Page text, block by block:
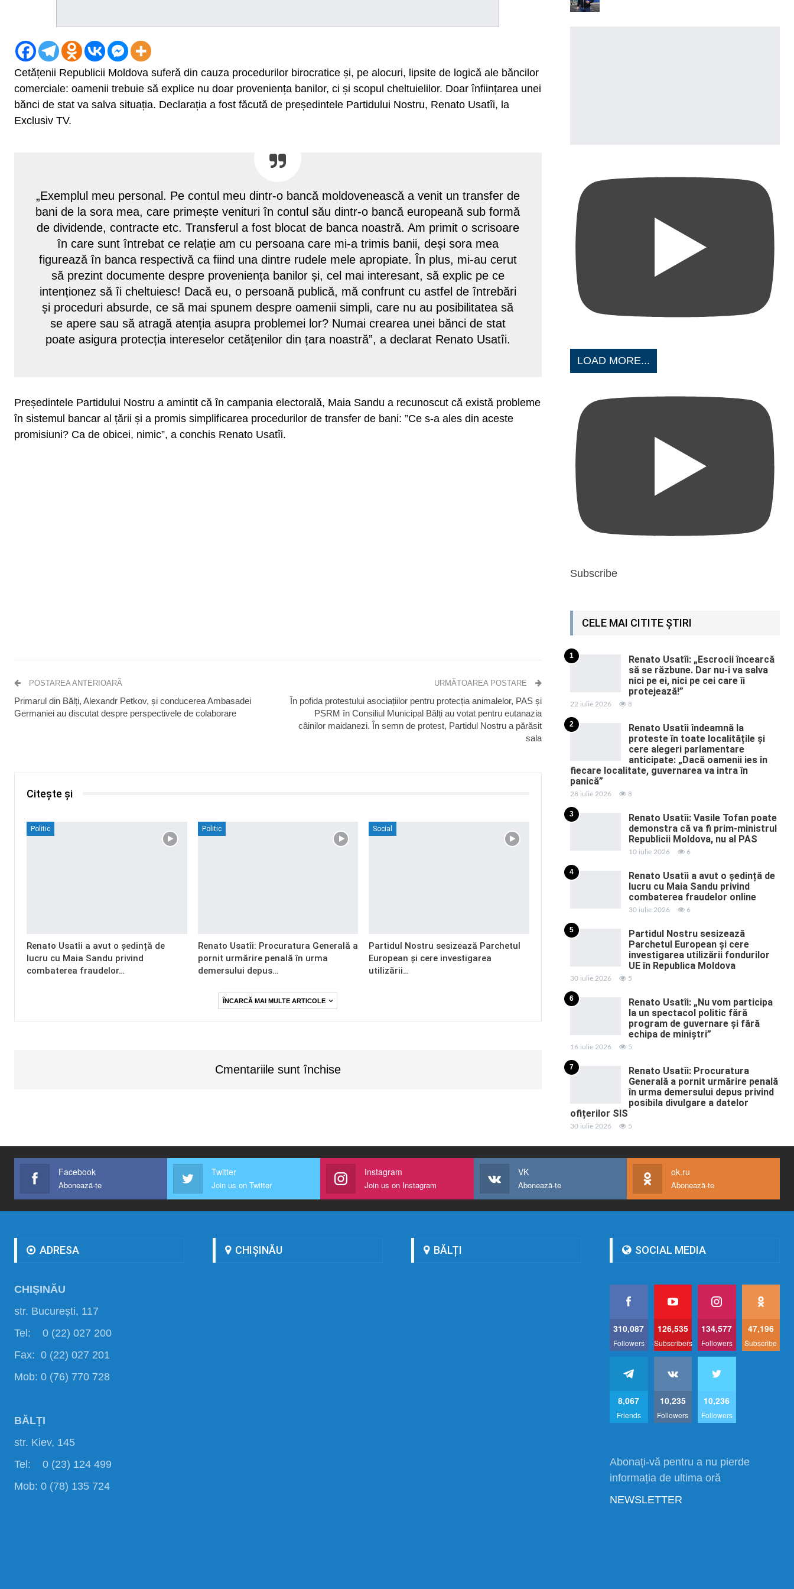
Cetățenii Republicii Moldova suferă din cauza procedurilor birocratice și, pe alocuri, lipsite de logică ale băncilor
comerciale: oamenii trebuie să explice nu doar proveniența banilor, ci și scopul cheltuielilor. Doar înființarea unei
bănci de stat va salva situația. Declarația a fost făcută de președintele Partidului Nostru, Renato Usatîi, la
Exclusiv TV.
„Exemplul meu personal. Pe contul meu dintr-o bancă moldovenească a venit un transfer de
bani de la sora mea, care primește venituri în contul său dintr-o bancă europeană sub formă
de dividende, contracte etc. Transferul a fost blocat de banca noastră. Am primit o scrisoare
în care sunt întrebat ce relație am cu persoana care mi-a trimis banii, deși sora mea
figurează în banca respectivă ca fiind una dintre rudele mele apropiate. În plus, mi-au cerut
să prezint documente despre proveniența banilor și, cel mai interesant, să explic pe ce
intenționez să îi cheltuiesc! Dacă eu, o persoană publică, mă confrunt cu astfel de întrebări
și proceduri absurde, ce să mai spunem despre oamenii simpli, care nu au posibilitatea să
se apere sau să atragă atenția asupra problemei lor? Numai crearea unei bănci de stat
poate asigura protecția intereselor cetățenilor din țara noastră”, a declarat Renato Usatîi.
Președintele Partidului Nostru a amintit că în campania electorală, Maia Sandu a recunoscut că există probleme
în sistemul bancar al țării și a promis simplificarea procedurilor de transfer de bani: ”Ce s-a ales din aceste
promisiuni? Ca de obicei, nimic”, a conchis Renato Usatîi.
POSTAREA ANTERIOARĂ
Primarul din Bălți, Alexandr Petkov, și conducerea Ambasadei
Germaniei au discutat despre perspectivele de colaborare
URMĂTOAREA POSTARE
În pofida protestului asociațiilor pentru protecția animalelor, PAS și
PSRM în Consiliul Municipal Bălți au votat pentru eutanazia
câinilor maidanezi. În semn de protest, Partidul Nostru a părăsit
sala
Citește și
Politic
Renato Usatîi a avut o ședință de
lucru cu Maia Sandu privind
combaterea fraudelor…
Politic
Renato Usatîi: Procuratura Generală a
pornit urmărire penală în urma
demersului depus…
Social
Partidul Nostru sesizează Parchetul
European și cere investigarea
utilizării…
ÎNCARCĂ MAI MULTE ARTICOLE
Cmentariile sunt închise
LOAD MORE...
Subscribe
CELE MAI CITITE ȘTIRI
1
Renato Usatîi: „Escrocii încearcă
să se răzbune. Dar nu-i va salva
nici pe ei, nici pe cei care îi
protejează!”
22 iulie 2026 8
2
Renato Usatîi îndeamnă la
proteste în toate localitățile și
cere alegeri parlamentare
anticipate: „Dacă oamenii ies în
fiecare localitate, guvernarea va intra în
panică”
28 iulie 2026 8
3
Renato Usatîi: Vasile Tofan poate
demonstra că va fi prim-ministrul
Republicii Moldova, nu al PAS
10 iulie 2026 6
4
Renato Usatîi a avut o ședință de
lucru cu Maia Sandu privind
combaterea fraudelor online
30 iulie 2026 6
5
Partidul Nostru sesizează
Parchetul European și cere
investigarea utilizării fondurilor
UE în Republica Moldova
30 iulie 2026 5
6
Renato Usatîi: „Nu vom participa
la un spectacol politic fără
program de guvernare și fără
echipa de miniștri”
16 iulie 2026 5
7
Renato Usatîi: Procuratura
Generală a pornit urmărire penală
în urma demersului depus privind
posibila divulgare a datelor
ofițerilor SIS
30 iulie 2026 5
Facebook
Abonează-te
Twitter
Join us on Twitter
Instagram
Join us on Instagram
VK
Abonează-te
ok.ru
Abonează-te
ADRESA
CHIȘINĂU
str. București, 117
Tel: 0 (22) 027 200
Fax: 0 (22) 027 201
Mob: 0 (76) 770 728
BĂLȚI
str. Kiev, 145
Tel: 0 (23) 124 499
Mob: 0 (78) 135 724
CHIȘINĂU BĂLȚI SOCIAL MEDIA
310,087
Followers
126,535
Subscribers
134,577
Followers
47,196
Subscribe
8,067
Friends
10,235
Followers
10,236
Followers
Abonați-vă pentru a nu pierde
informația de ultima oră
NEWSLETTER